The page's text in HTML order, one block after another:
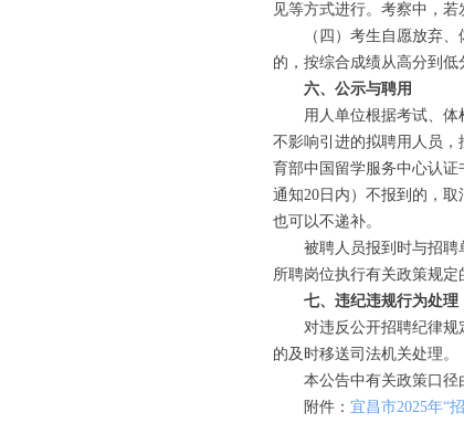
见等方式进行。考察中，若
（四）考生自愿放弃、体
的，按综合成绩从高分到低
六、公示与聘用
用人单位根据考试、体检
不影响引进的拟聘用人员
育部中国留学服务中心认
通知20日内）不报到的，
也可以不递补。
被聘人员报到时与招聘单
所聘岗位执行有关政策规
七、违纪违规行为处理
对违反公开招聘纪律规定
的及时移送司法机关处理。
本公告中有关政策口径由
附件： 宜昌市2025年“